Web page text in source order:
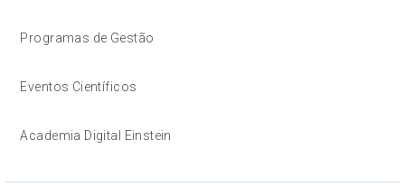
Programas de Gestão
Eventos Científicos
Academia Digital Einstein